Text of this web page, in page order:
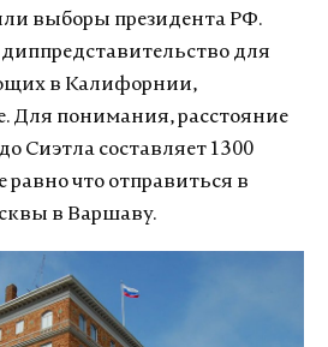
выборы президента РФ.
для
в Калифорнии,
Для понимания, расстояние
Сиэтла составляет 1300
равно что отправиться в
в Варшаву.